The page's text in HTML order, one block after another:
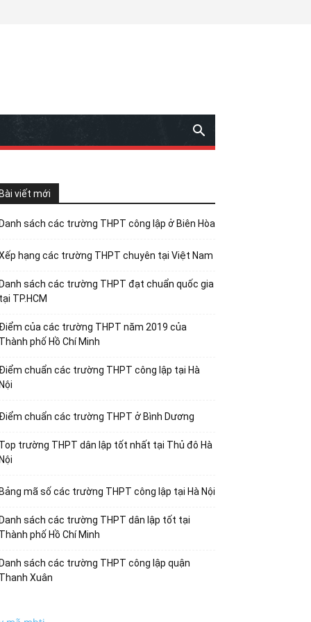
Bài viết mới
Danh sách các trường THPT công lập ở Biên Hòa
hạng các trường THPT chuyên tại Việt Nam
Danh sách các trường THPT đạt chuẩn quốc gia
tại TP.HCM
Điểm của các trường THPT năm 2019 của
Thành phố Hồ Chí Minh
Điểm chuẩn các trường THPT công lập tại Hà
Nội
Điểm chuẩn các trường THPT ở Bình Dương
Top trường THPT dân lập tốt nhất tại Thủ đô Hà
Nội
Bảng mã số các trường THPT công lập tại Hà Nội
Danh sách các trường THPT dân lập tốt tại
Thành phố Hồ Chí Minh
Danh sách các trường THPT công lập quận
Thanh Xuân